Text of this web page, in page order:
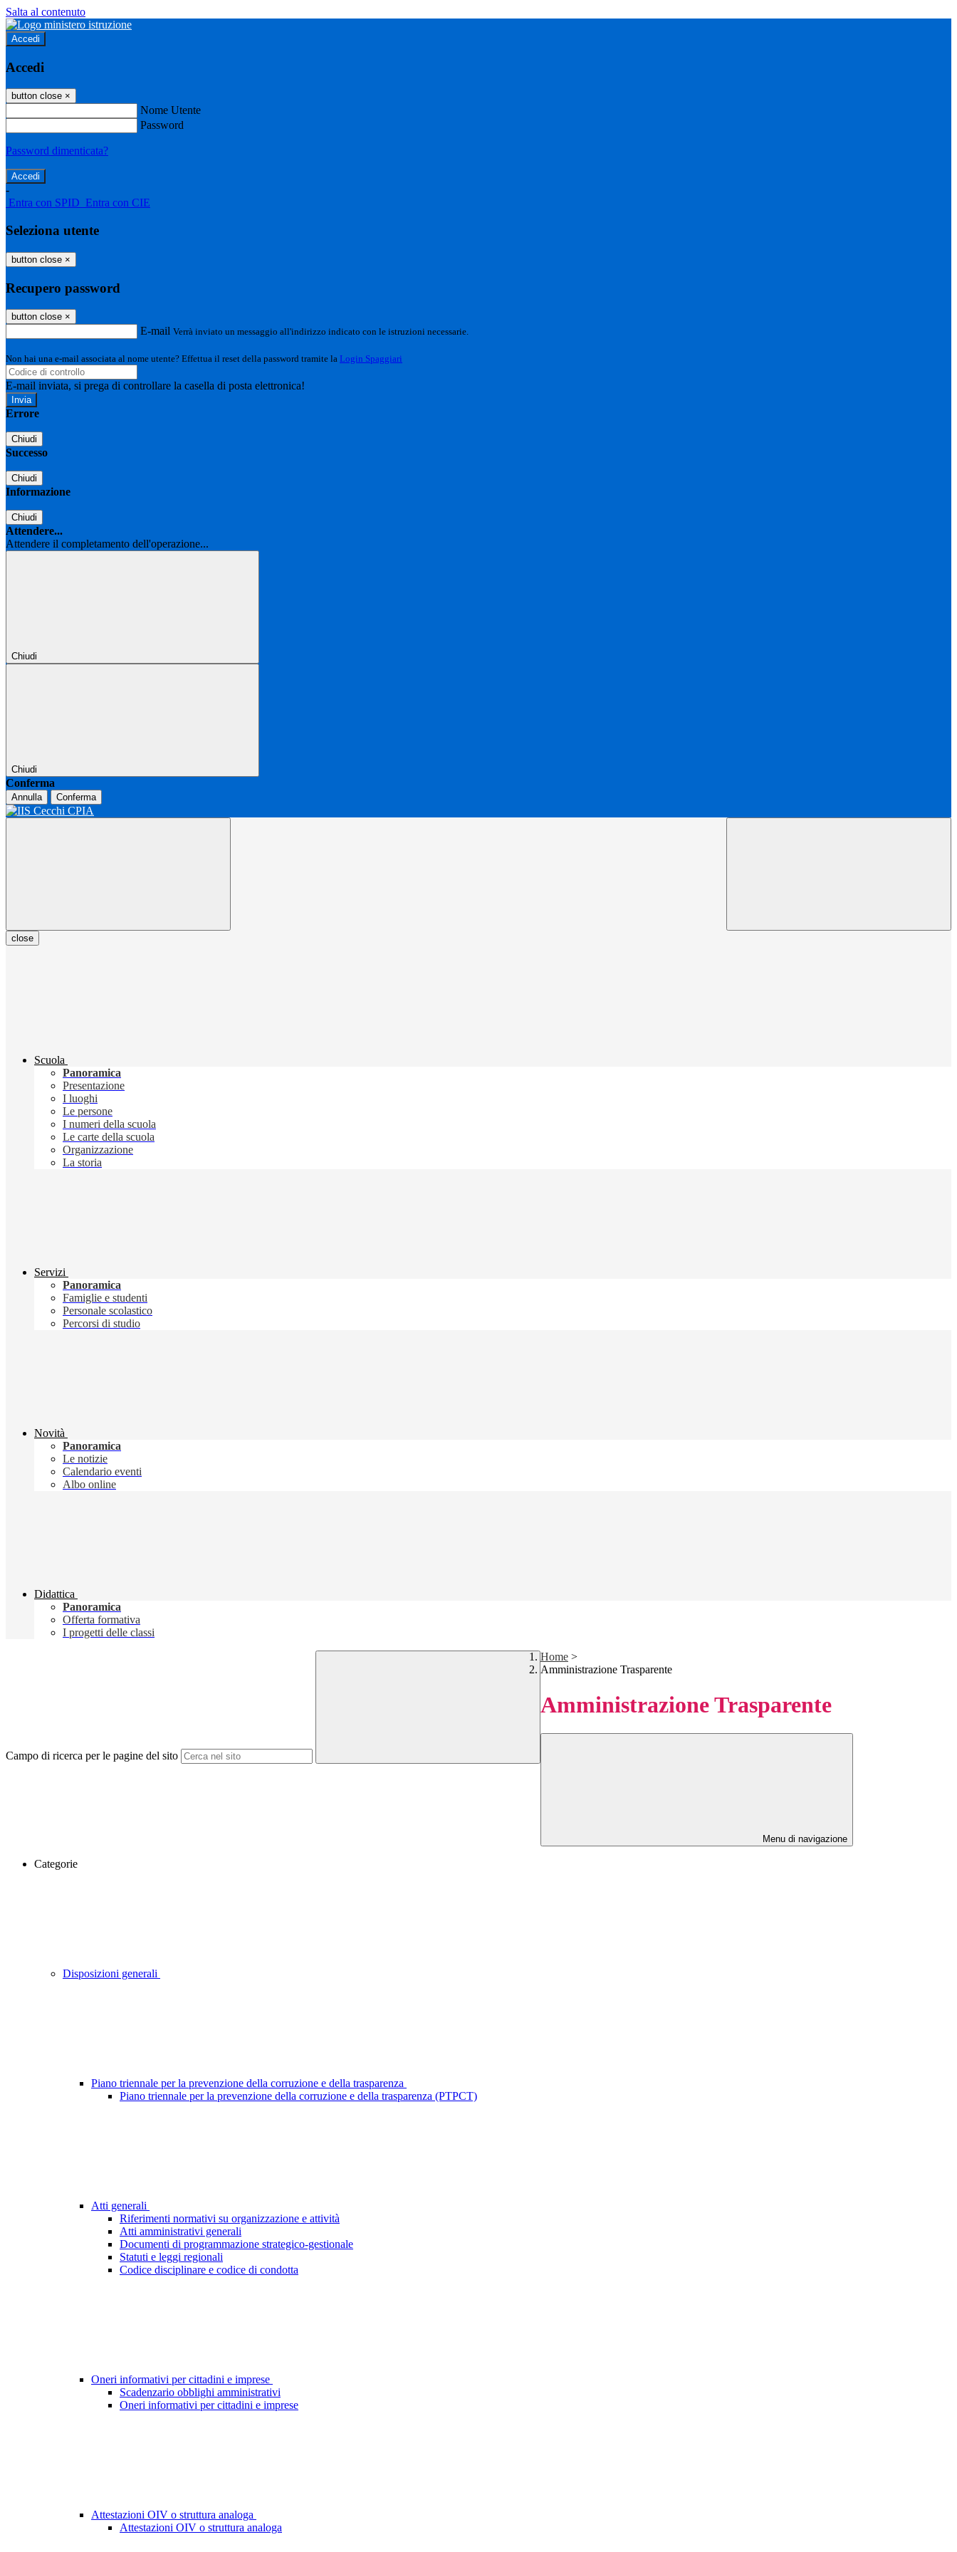
Salta al contenuto
Accedi
Accedi
button close ×
Nome Utente
Password
Password dimenticata?
-
Entra con SPID Entra con CIE
Seleziona utente
button close ×
Recupero password
button close ×
E-mail Verrà inviato un messaggio all'indirizzo indicato con le istruzioni necessarie.
Non hai una e-mail associata al nome utente? Effettua il reset della password tramite la Login Spaggiari
E-mail inviata, si prega di controllare la casella di posta elettronica!
Errore
Chiudi
Successo
Chiudi
Informazione
Chiudi
Attendere...
Attendere il completamento dell'operazione...
Chiudi
Chiudi
Conferma
Annulla Conferma
close
Scuola
Panoramica
Presentazione
I luoghi
Le persone
I numeri della scuola
Le carte della scuola
Organizzazione
La storia
Servizi
Panoramica
Famiglie e studenti
Personale scolastico
Percorsi di studio
Novità
Panoramica
Le notizie
Calendario eventi
Albo online
Didattica
Panoramica
Offerta formativa
I progetti delle classi
Campo di ricerca per le pagine del sito
Home >
Amministrazione Trasparente
Amministrazione Trasparente
Menu di navigazione
Categorie
Disposizioni generali
Piano triennale per la prevenzione della corruzione e della trasparenza
Piano triennale per la prevenzione della corruzione e della trasparenza (PTPCT)
Atti generali
Riferimenti normativi su organizzazione e attività
Atti amministrativi generali
Documenti di programmazione strategico-gestionale
Statuti e leggi regionali
Codice disciplinare e codice di condotta
Oneri informativi per cittadini e imprese
Scadenzario obblighi amministrativi
Oneri informativi per cittadini e imprese
Attestazioni OIV o struttura analoga
Attestazioni OIV o struttura analoga